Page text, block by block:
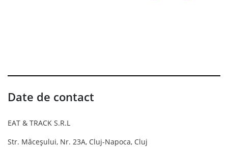
Date de contact
EAT & TRACK S.R.L
Str. Măceșului, Nr. 23A, Cluj-Napoca, Cluj